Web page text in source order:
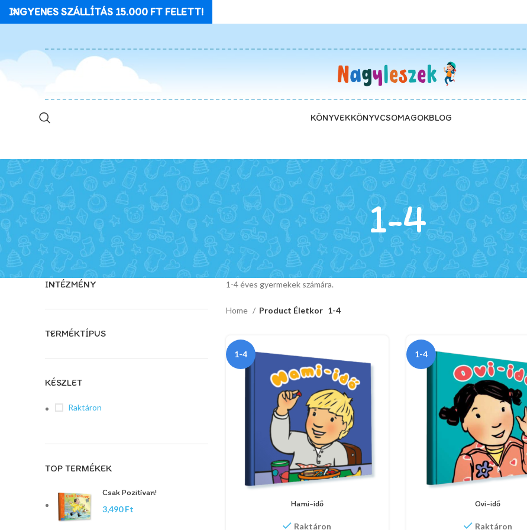
KÖNYVEKKÖNYVCSOMAGOKBLOG
1-4
INTÉZMÉNY
TERMÉKTÍPUS
KÉSZLET
Raktáron
TOP TERMÉKEK
Csak Pozitívan!
Ft
1-4 éves gyermekek számára.
Home Product Életkor 1-4
1-4
Hami-idő
Raktáron
1-4
Ovi-idő
Raktáron
INGYENES SZÁLLÍTÁS 15.000 FT FELETT!